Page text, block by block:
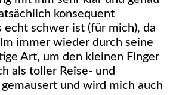
konsequent
echt schwer ist (für mich), da
immer wieder durch seine
Art, um den kleinen Finger
als toller Reise- und
und wird mich auch